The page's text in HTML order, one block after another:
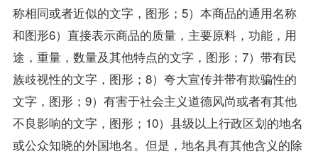
称相同或者近似的文字，图形；5）本商品的通用名称
和图形6）直接表示商品的质量，主要原料，功能，用
途，重量，数量及其他特点的文字，图形；7）带有民
族歧视性的文字，图形；8）夸大宣传并带有欺骗性的
文字，图形；9）有害于社会主义道德风尚或者有其他
不良影响的文字，图形；10）县级以上行政区划的地名
或公众知晓的外国地名。但是，地名具有其他含义的除